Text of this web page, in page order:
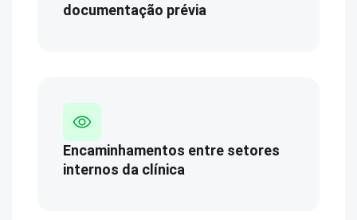
documentação prévia
Encaminhamentos entre setores
internos da clínica